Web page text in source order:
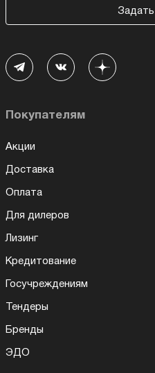
Покупателям
Акции
Доставка
Оплата
Для дилеров
Лизинг
Кредитование
Госучреждениям
Тендеры
Бренды
ЭДО